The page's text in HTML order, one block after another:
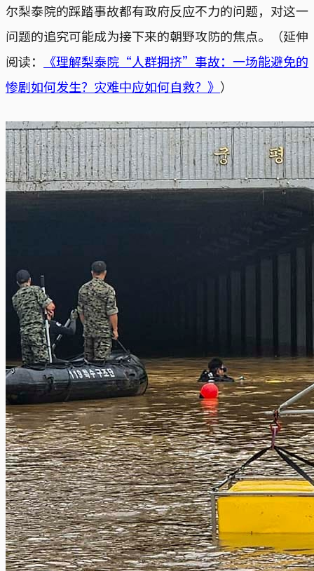
尔梨泰院的踩踏事故都有政府反应不力的问题，对这一
问题的追究可能成为接下来的朝野攻防的焦点。（延伸
阅读：
《理解梨泰院“人群拥挤”事故：一场能避免的
惨剧如何发生？灾难中应如何自救？》 ）